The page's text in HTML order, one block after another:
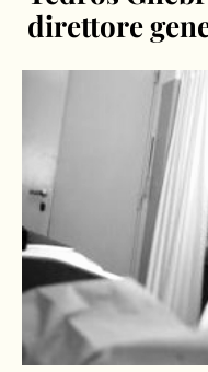
direttore